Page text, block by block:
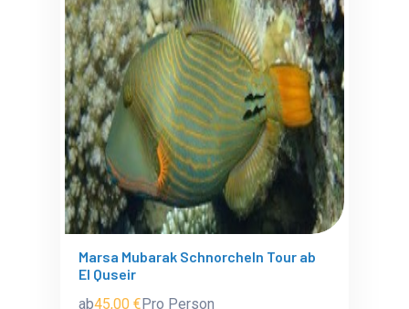
Marsa Mubarak Schnorcheln Tour ab
El Quseir
ab45,00 €Pro Person